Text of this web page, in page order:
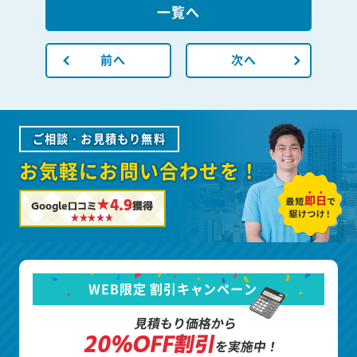
前へ
一覧へ
次へ
ご相談・お見積もり無料
お気軽にお問い合わせを！
Google口コミ★4.9獲得
WEB限定 割引キャンペーン
見積もり価格から
20%OFF割引を実施中！